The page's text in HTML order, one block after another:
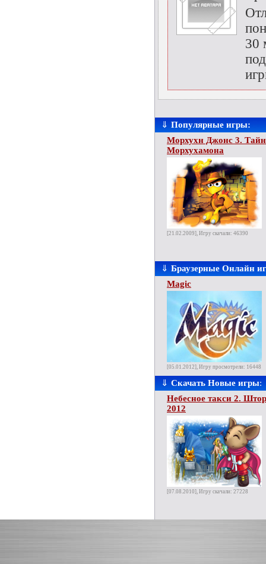
30
⇓ Популярные игры:
Морхухн Джонс 3.
Морхухамона
[21.02.2009], Игру скачали: 46390
⇓ Браузерные Онлайн
Magic
[05.01.2012], Игру просмотрели: 16448
⇓ Скачать Новые игры:
Небесное такси 2.
2012
[07.08.2010], Игру скачали: 27228